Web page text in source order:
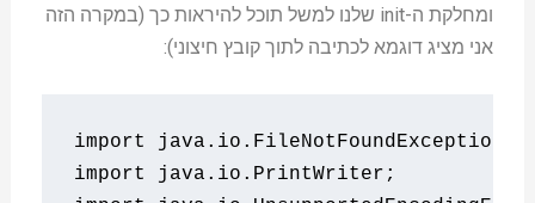
ומחלקת ה-init שלנו למשל תוכל להיראות כך (במקרה הזה
אני מציג דוגמא לכתיבה לתוך קובץ חיצוני):
import java . io . FileNotFoundException
import java . io . PrintWriter ;